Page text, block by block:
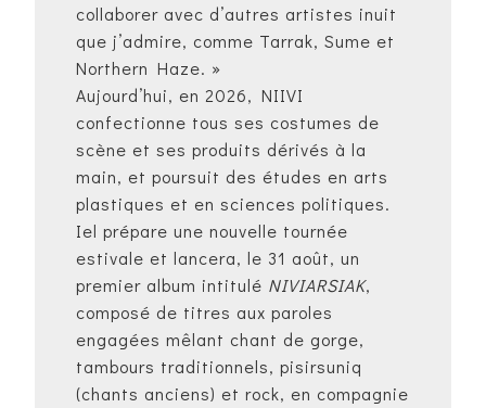
collaborer avec d’autres artistes inuit
que j’admire, comme Tarrak, Sume et
Northern Haze. »
Aujourd’hui, en 2026, NIIVI
confectionne tous ses costumes de
scène et ses produits dérivés à la
main, et poursuit des études en arts
plastiques et en sciences politiques.
Iel prépare une nouvelle tournée
estivale et lancera, le 31 août, un
premier album intitulé NIVIARSIAK,
composé de titres aux paroles
engagées mêlant chant de gorge,
tambours traditionnels, pisirsuniq
(chants anciens) et rock, en compagnie